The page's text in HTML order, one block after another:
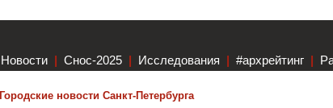
Новости | Снос-2025 | Исследования | #архрейтинг |
Городские новости Санкт-Петербурга